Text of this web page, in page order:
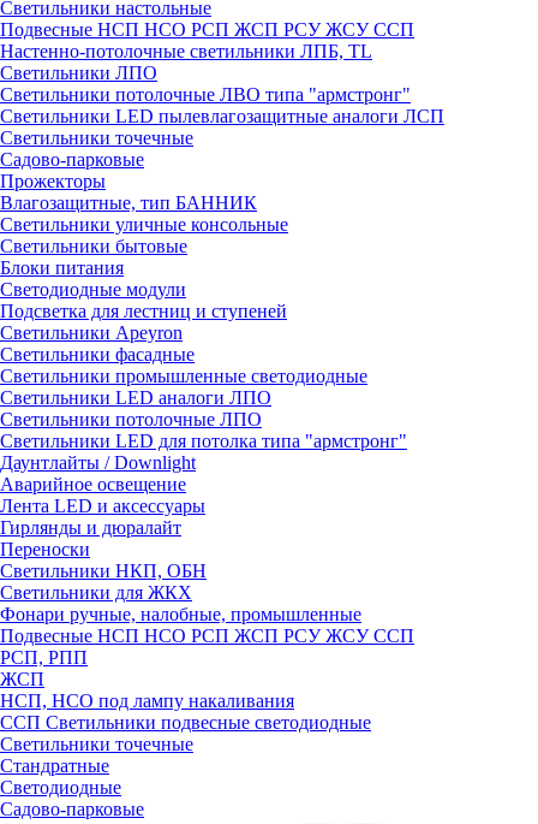
Светильники настольные
Подвесные НСП НСО РСП ЖСП РСУ ЖСУ ССП
Настенно-потолочные светильники ЛПБ, TL
Светильники ЛПО
Светильники потолочные ЛВО типа "армстронг"
Светильники LED пылевлагозащитные аналоги ЛСП
Светильники точечные
Садово-парковые
Прожекторы
Влагозащитные, тип БАННИК
Светильники уличные консольные
Светильники бытовые
Блоки питания
Светодиодные модули
Подсветка для лестниц и ступеней
Светильники Apeyron
Светильники фасадные
Светильники промышленные светодиодные
Светильники LED аналоги ЛПО
Светильники потолочные ЛПО
Светильники LED для потолка типа "армстронг"
Даунтлайты / Downlight
Аварийное освещение
Лента LED и аксессуары
Гирлянды и дюралайт
Переноски
Светильники НКП, ОБН
Светильники для ЖКХ
Фонари ручные, налобные, промышленные
Подвесные НСП НСО РСП ЖСП РСУ ЖСУ ССП
РСП, РПП
ЖСП
НСП, НСО под лампу накаливания
ССП Светильники подвесные светодиодные
Светильники точечные
Стандратные
Светодиодные
Садово-парковые